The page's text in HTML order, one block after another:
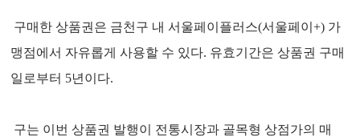
구매한 상품권은 금천구 내 서울페이플러스(서울페이+) 가
맹점에서 자유롭게 사용할 수 있다. 유효기간은 상품권 구매
일로부터 5년이다.
구는 이번 상품권 발행이 전통시장과 골목형 상점가의 매